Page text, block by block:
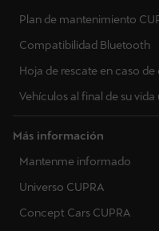
Plan de mantenimiento
Compatibilidad Bluetooth
Hoja de rescate en caso
Vehículos al final de su vida
Más información
Mantenme informado
Universo CUPRA
Concept Cars CUPRA